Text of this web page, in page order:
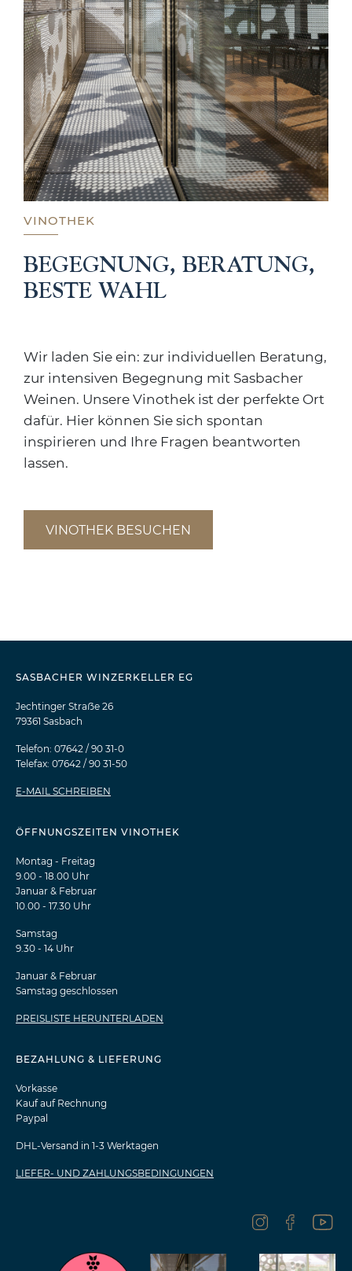
VINOTHEK
BEGEGNUNG, BERATUNG,
BESTE WAHL
Wir laden Sie ein: zur individuellen Beratung,
zur intensiven Begegnung mit Sasbacher
Weinen. Unsere Vinothek ist der perfekte Ort
dafür. Hier können Sie sich spontan
inspirieren und Ihre Fragen beantworten
lassen.
VINOTHEK BESUCHEN
SASBACHER WINZERKELLER EG
Jechtinger Straẞe 26
79361 Sasbach
Telefon: 07642 / 90 31-0
Telefax: 07642 / 90 31-50
E-MAIL SCHREIBEN
ÖFFNUNGSZEITEN VINOTHEK
Montag - Freitag
9.00 - 18.00 Uhr
Januar & Februar
10.00 - 17.30 Uhr
Samstag
9.30 - 14 Uhr
Januar & Februar
Samstag geschlossen
PREISLISTE HERUNTERLADEN
BEZAHLUNG & LIEFERUNG
Vorkasse
Kauf auf Rechnung
Paypal
DHL-Versand in 1-3 Werktagen
LIEFER- UND ZAHLUNGSBEDINGUNGEN